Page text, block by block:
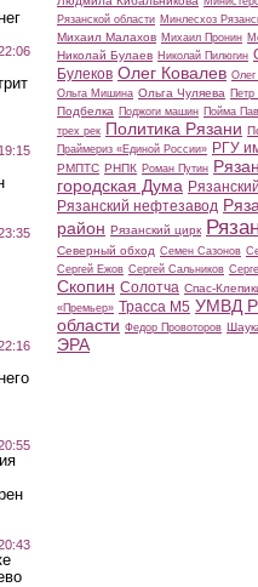
Рязанской области Минлесхоз
Михаил Малахов Михаил Пронин
Николай Булаев Николай Пилюгин
Булеков Олег Ковалев
Ольга Мишина Ольга Чуляева Петр
Подбелка Поджоги машин Пойма
трех рек Политика Рязани
Праймериз «Единой России» РГУ
РМПТС РНПК Роман Путин
городская Дума
Рязанский нефтезавод
район Рязанский цирк
Северный обход Семен Сазонов
Сергей Ежов Сергей Сальников
Скопин Солотча Спас-
«Премьер» Трасса М5 УМВД
области Федор Провоторов
ЭРА